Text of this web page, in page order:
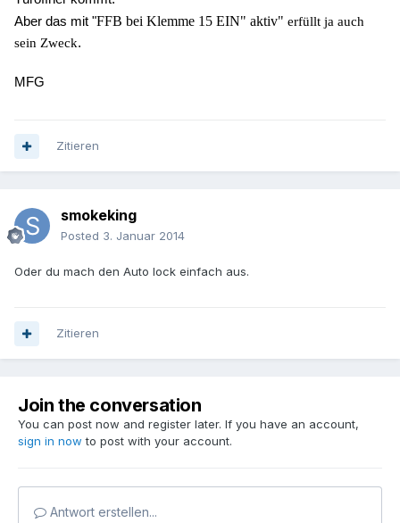
Aber das mit "FFB bei Klemme 15 EIN" aktiv" erfüllt ja auch
sein Zweck.
MFG
Zitieren
smokeking
Posted 3. Januar 2014
Oder du mach den Auto lock einfach aus.
Zitieren
Join the conversation
You can post now and register later. If you have an account,
sign in now to post with your account.
Antwort erstellen...